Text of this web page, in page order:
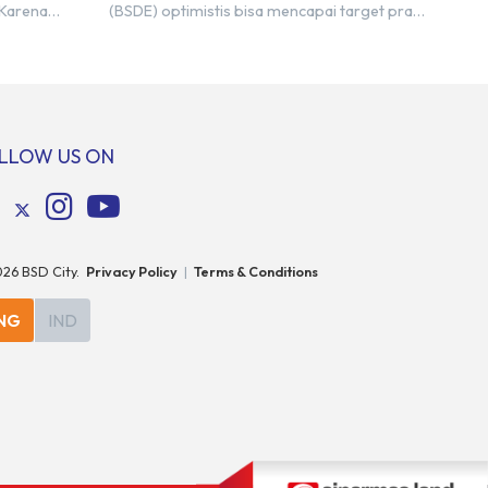
(BSDE) optimistis bisa mencapai target pra
DTP, BSDE optimistis bisa melampaui target.
US ON
BSD City. Privacy Policy | Terms & Conditions
IND